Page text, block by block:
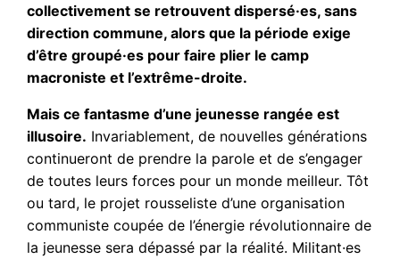
collectivement se retrouvent dispersé·es, sans
direction commune, alors que la période exige
d’être groupé·es pour faire plier le camp
macroniste et l’extrême-droite.
Mais ce fantasme d’une jeunesse rangée est
illusoire. Invariablement, de nouvelles générations
continueront de prendre la parole et de s’engager
de toutes leurs forces pour un monde meilleur. Tôt
ou tard, le projet rousseliste d’une organisation
communiste coupée de l’énergie révolutionnaire de
la jeunesse sera dépassé par la réalité. Militant·es